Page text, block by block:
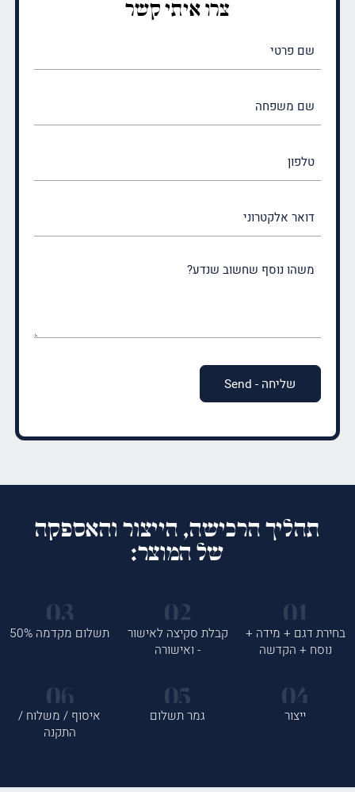
צרו איתי קשר
(חובה)
(חובה)
תהליך הרכישה, הייצור והאספקה
של המוצר:
בחירת דגם + מידה +
נוסח + הקדשה
קבלת סקיצה לאישור
- ואישורה
תשלום מקדמה 50%
ייצור גמר תשלום
איסוף / משלוח /
התקנה